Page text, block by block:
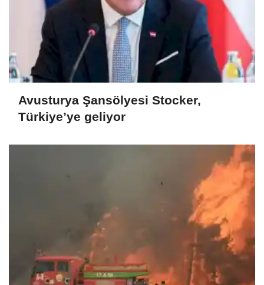
Avusturya Şansölyesi Stocker,
Türkiye’ye geliyor